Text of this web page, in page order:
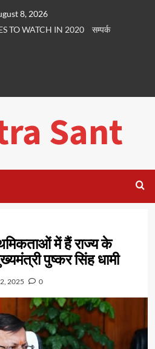
8, 2026
TO WATCH IN 2020
सम्पर्क
Sant
में हैं राज्य के
पुष्कर सिंह धामी
2025 0